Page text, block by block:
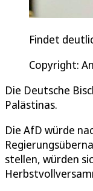
Findet
Copyright:
Die Deutsche
Palästinas.
Die AfD würde
stellen, würden